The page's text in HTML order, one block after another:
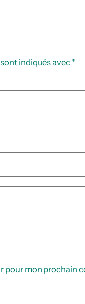
indiqués avec *
pour mon prochain